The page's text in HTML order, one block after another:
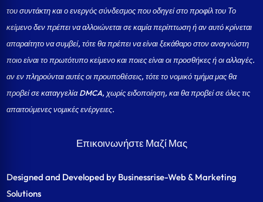
του συντάκτη και ο ενεργός σύνδεσμος που οδηγεί στο προφίλ του Το
κείμενο δεν πρέπει να αλλοιώνεται σε καμία περίπτωση ή αν αυτό κρίνεται
απαραίτητο να συμβεί, τότε θα πρέπει να είναι ξεκάθαρο στον αναγνώστη
ποιο είναι το πρωτότυπο κείμενο και ποιες είναι οι προσθήκες ή οι αλλαγές.
αν εν πληρούνται αυτές οι προυποθέσεις, τότε το νομικό τμήμα μας θα
προβεί σε καταγγελία DMCA, χωρίς ειδοποίηση, και θα προβεί σε όλες τις
απαιτούμενες νομικές ενέργειες.
Επικοινωνήστε Μαζί Μας
Designed and Developed by Businessrise-Web & Marketing
Solutions